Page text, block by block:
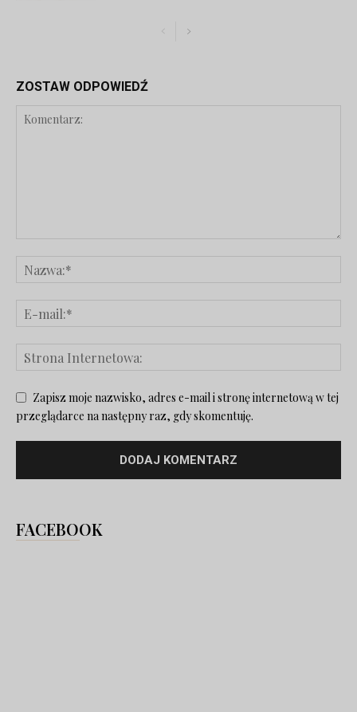
ZOSTAW ODPOWIEDŹ
Zapisz moje nazwisko, adres e-mail i stronę internetową w tej
przeglądarce na następny raz, gdy skomentuję.
FACEBOOK